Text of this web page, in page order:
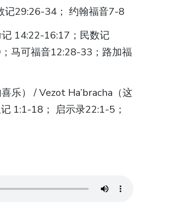
记29:26-34； 约翰福音7-8
14:22-16:17；民数记
马可福音12:28-33；路加福
乐） / Vezot Ha’bracha（这
1:1-18； 启示录22:1-5；